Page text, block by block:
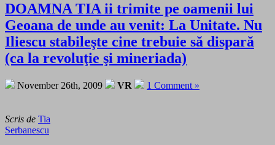
DOAMNA TIA ii trimite pe oamenii lui
Geoana de unde au venit: La Unitate. Nu
Iliescu stabileşte cine trebuie să dispară
(ca la revoluţie şi mineriada)
November 26th, 2009 VR 1 Comment »
Scris de Tia
Serbanescu